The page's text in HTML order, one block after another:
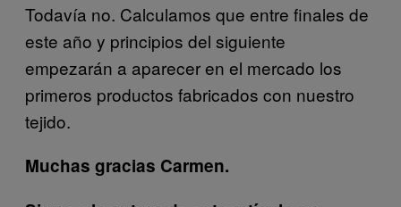
Todavía no. Calculamos que entre finales de
este año y principios del siguiente
empezarán a aparecer en el mercado los
primeros productos fabricados con nuestro
tejido.
Muchas gracias Carmen.